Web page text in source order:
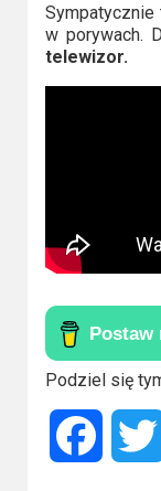
Sympatycznie
w porywach.
telewizor.
Podziel się